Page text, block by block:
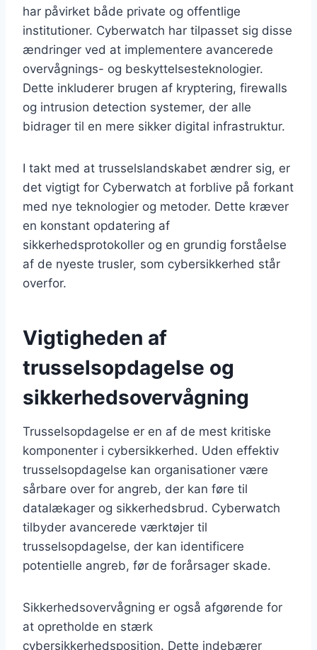
har påvirket både private og offentlige
institutioner. Cyberwatch har tilpasset sig disse
ændringer ved at implementere avancerede
overvågnings- og beskyttelsesteknologier.
Dette inkluderer brugen af kryptering, firewalls
og intrusion detection systemer, der alle
bidrager til en mere sikker digital infrastruktur.
I takt med at trusselslandskabet ændrer sig, er
det vigtigt for Cyberwatch at forblive på forkant
med nye teknologier og metoder. Dette kræver
en konstant opdatering af
sikkerhedsprotokoller og en grundig forståelse
af de nyeste trusler, som cybersikkerhed står
overfor.
Vigtigheden af
trusselsopdagelse og
sikkerhedsovervågning
Trusselsopdagelse er en af de mest kritiske
komponenter i cybersikkerhed. Uden effektiv
trusselsopdagelse kan organisationer være
sårbare over for angreb, der kan føre til
datalækager og sikkerhedsbrud. Cyberwatch
tilbyder avancerede værktøjer til
trusselsopdagelse, der kan identificere
potentielle angreb, før de forårsager skade.
Sikkerhedsovervågning er også afgørende for
at opretholde en stærk
cybersikkerhedsposition. Dette indebærer